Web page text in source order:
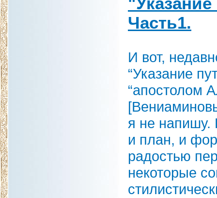
Часть1.
И вот,
“Указание
“апостолом
я не напишу.
и план, и
радостью
некоторые